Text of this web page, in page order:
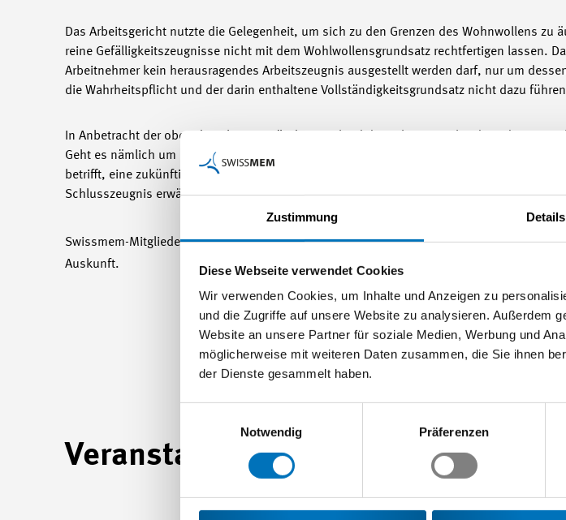
Zustimmung Details
Diese Webseite verwendet Cookies
Wir verwenden Cookies, um Inhalte und Anzeigen zu
und die Zugriffe auf unsere Website zu analysieren. Außerdem
Website an unsere Partner für soziale Medien, Werbung und
möglicherweise mit weiteren Daten zusammen, die Sie ihnen
der Dienste gesammelt haben.
Notwendig
Präferenzen
Das Arbeitsgericht nutzte die Gelegenheit, um sich zu den Grenzen des Wohnwollens zu
reine Gefälligkeitszeugnisse nicht mit dem Wohlwollensgrundsatz rechtfertigen lassen.
Arbeitnehmer kein herausragendes Arbeitszeugnis ausgestellt werden darf, nur um
die Wahrheitspflicht und der darin enthaltene Vollständigkeitsgrundsatz nicht dazu
In Anbetracht der oben dargelegten Gründe entschied das Arbeitsgericht, dass der vom
Geht es nämlich um die Erwähnung eines für die Kündigung ausschlaggebenden
betrifft, eine zukünftige Arbeitsstelle zu besetzen, so muss der Arbeitgeber um nicht
Schlusszeugnis erwähnen.
Swissmem-Mitgliedern gibt Marcel Marioni, Ressortleiter Bereich Arbeitgeberpolitik (044
Auskunft.
Veranstaltungen und